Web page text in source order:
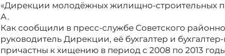
«Дирекции молодёжных жилищно-строительных
А.
Как сообщили в пресс-службе Советского
руководитель Дирекции, её бухгалтер и
причастны к хищению в период с 2008 по 2013